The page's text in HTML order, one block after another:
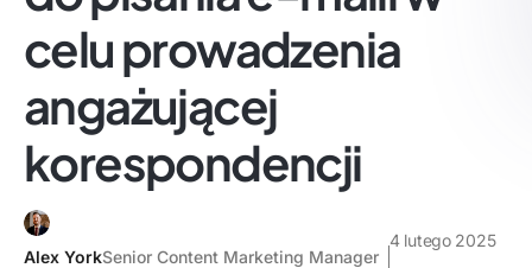
celu prowadzenia
angażującej
korespondencji
Alex YorkSenior Content Marketing Manager
4 lutego 2025